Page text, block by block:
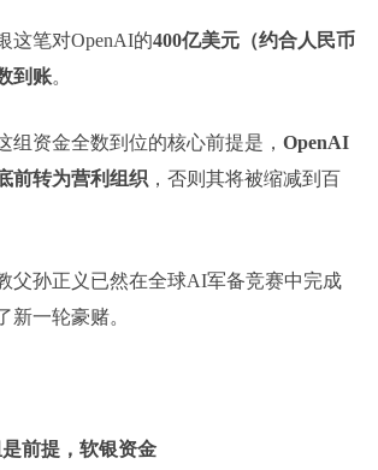
这笔对OpenAI的400亿美元（约合人民币
到账。
组资金全数到位的核心前提是， OpenAI
前转为营利组织，否则其将被缩减到百
父孙正义已然在全球AI军备竞赛中完成
新一轮豪赌。
前提，软银资金